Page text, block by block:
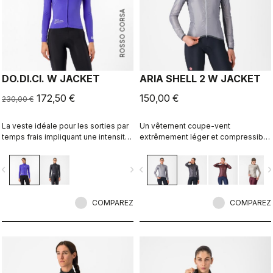
ROSSO CORSA
DO.DI.CI. W JACKET
230,00 € 172,50 €
La veste idéale pour les sorties par
temps frais impliquant une intensité
Castelli permet à une petite quantité
d’air de pénétrer dans le vêtement
pour faire s’évaporer la transpiration,
navigate_next
COMPAREZ
ARIA SHELL 2 W JACKET
150,00 €
Un vêtement coupe-vent
extrêmement léger et compressible
avec des panneaux respirants
extensibles, qui vous permet
d’étendre la plage de température
navigate_before
COMPAREZ